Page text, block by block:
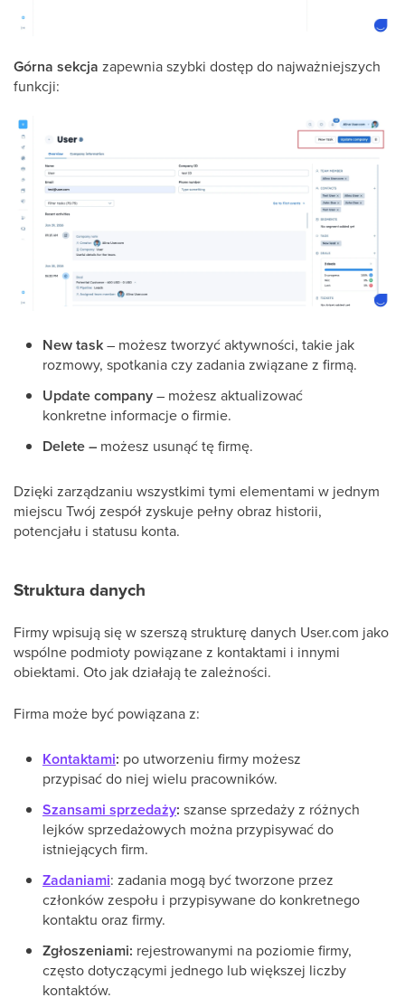
Górna sekcja zapewnia szybki dostęp do najważniejszych
funkcji:
New task– możesz tworzyć aktywności, takie jak
rozmowy, spotkania czy zadania związane z firmą.
Update company– możesz aktualizować
konkretne informacje o firmie.
Delete – możesz usunąć tę firmę.
Dzięki zarządzaniu wszystkimi tymi elementami w jednym
miejscu Twój zespół zyskuje pełny obraz historii,
potencjału i statusu konta.
Struktura danych
Firmy wpisują się w szerszą strukturę danych User.com jako
wspólne podmioty powiązane z kontaktami i innymi
obiektami. Oto jak działają te zależności.
Firma może być powiązana z:
Kontaktami: po utworzeniu firmy możesz
przypisać do niej wielu pracowników.
Szansami sprzedaży: szanse sprzedaży z różnych
lejków sprzedażowych można przypisywać do
istniejących firm.
Zadaniami: zadania mogą być tworzone przez
członków zespołu i przypisywane do konkretnego
kontaktu oraz firmy.
Zgłoszeniami: rejestrowanymi na poziomie firmy,
często dotyczącymi jednego lub większej liczby
kontaktów.